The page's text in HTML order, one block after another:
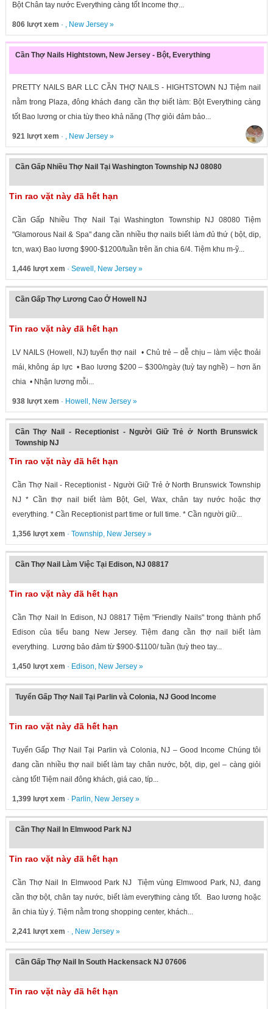
Bột Chân tay nước Everything càng tốt Income thợ...
806 lượt xem · , New Jersey»
Cần Thợ Nails Hightstown, New Jersey - Bột, Everything
PRETTY NAILS BAR LLC CẦN THỢ NAILS - HIGHTSTOWN NJ Tiệm nail
nằm trong Plaza, đông khách đang cần thợ biết làm: Bột Everything càng
tốt Bao lương or chia tùy theo khả năng (Thợ giỏi đảm bảo...
921 lượt xem · , New Jersey»
Cần Gấp Nhiều Thợ Nail Tại Washington Township NJ 08080
Tin rao vặt này đã hết hạn
Cần Gấp Nhiều Thợ Nail Tại Washington Township NJ 08080 Tiệm
"Glamorous Nail & Spa" đang cần nhiều thợ nails biết làm đủ thứ ( bột, dip,
tcn, wax) Bao lương $900-$1200/tuần trên ăn chia 6/4. Tiệm khu m-ỹ...
1,446 lượt xem · Sewell , New Jersey»
Cần Gấp Thợ Lương Cao Ở Howell NJ
Tin rao vặt này đã hết hạn
LV NAILS (Howell, NJ) tuyển thợ nail • Chủ trẻ – dễ chịu – làm việc thoải
mái, không áp lực • Bao lương $200 – $300/ngày (tuỳ tay nghề) – hơn ăn
chia • Nhận lương mỗi...
938 lượt xem · Howell , New Jersey»
Cần Thợ Nail - Receptionist - Người Giữ Trẻ ở North Brunswick
Township NJ
Tin rao vặt này đã hết hạn
Cần Thợ Nail - Receptionist - Người Giữ Trẻ ở North Brunswick Township
NJ * Cần thợ nail biết làm Bột, Gel, Wax, chân tay nước hoặc thợ
everything. * Cần Receptionist part time or full time. * Cần người giữ...
1,356 lượt xem · Township, New Jersey»
Cần Thợ Nail Làm Việc Tại Edison, NJ 08817
Tin rao vặt này đã hết hạn
Cần Thợ Nail In Edison, NJ 08817 Tiệm "Friendly Nails" trong thành phố
Edison của tiểu bang New Jersey. Tiệm đang cần thợ nail biết làm
everything. Lương bảo đảm từ $900-$1100/ tuần (tuỳ theo tay...
1,450 lượt xem · Edison, New Jersey»
Tuyển Gấp Thợ Nail Tại Parlin và Colonia, NJ Good Income
Tin rao vặt này đã hết hạn
Tuyển Gấp Thợ Nail Tại Parlin và Colonia, NJ – Good Income Chúng tôi
đang cần nhiều thợ nail biết làm tay chân nước, bột, dip, gel – càng giỏi
càng tốt! Tiệm nail đông khách, giá cao, típ...
1,399 lượt xem · Parlin, New Jersey»
Cần Thợ Nail In Elmwood Park NJ
Tin rao vặt này đã hết hạn
Cần Thợ Nail In Elmwood Park NJ Tiệm vùng Elmwood Park, NJ, đang
cần thợ bột, chân tay nước, biết làm everything càng tốt. Bao lương hoặc
ăn chia tùy ý. Tiệm nằm trong shopping center, khách...
2,241 lượt xem · , New Jersey»
Cần Gấp Thợ Nail In South Hackensack NJ 07606
Tin rao vặt này đã hết hạn